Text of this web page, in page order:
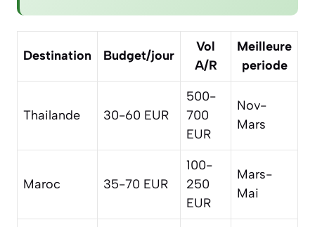
Destination Budget/jour
Vol
A/R
Meilleure
periode
Thailande 30-60 EUR
500-
700
EUR
Nov-
Mars
Maroc 35-70 EUR
100-
250
EUR
Mars-
Mai